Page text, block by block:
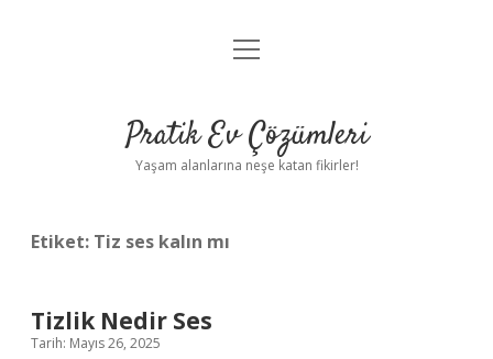
Anasayfa
Yasal Uyarı
menüyü
Pratik Ev Çözümleri
Yaşam alanlarına neşe katan fikirler!
Etiket: Tiz ses kalın mı
Tizlik Nedir Ses
Tarih: Mayıs 26, 2025